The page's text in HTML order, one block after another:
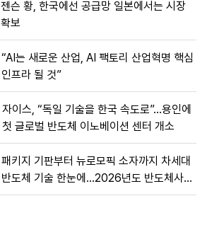
젠슨 황, 한국에선 공급망 일본에서는 시장
확보
“AI는 새로운 산업, AI 팩토리 산업혁명 핵심
인프라 될 것”
자이스, “독일 기술을 한국 속도로”…용인에
첫 글로벌 반도체 이노베이션 센터 개소
패키지 기판부터 뉴로모픽 소자까지 차세대
반도체 기술 한눈에…2026년도 반도체사업
성과교류회